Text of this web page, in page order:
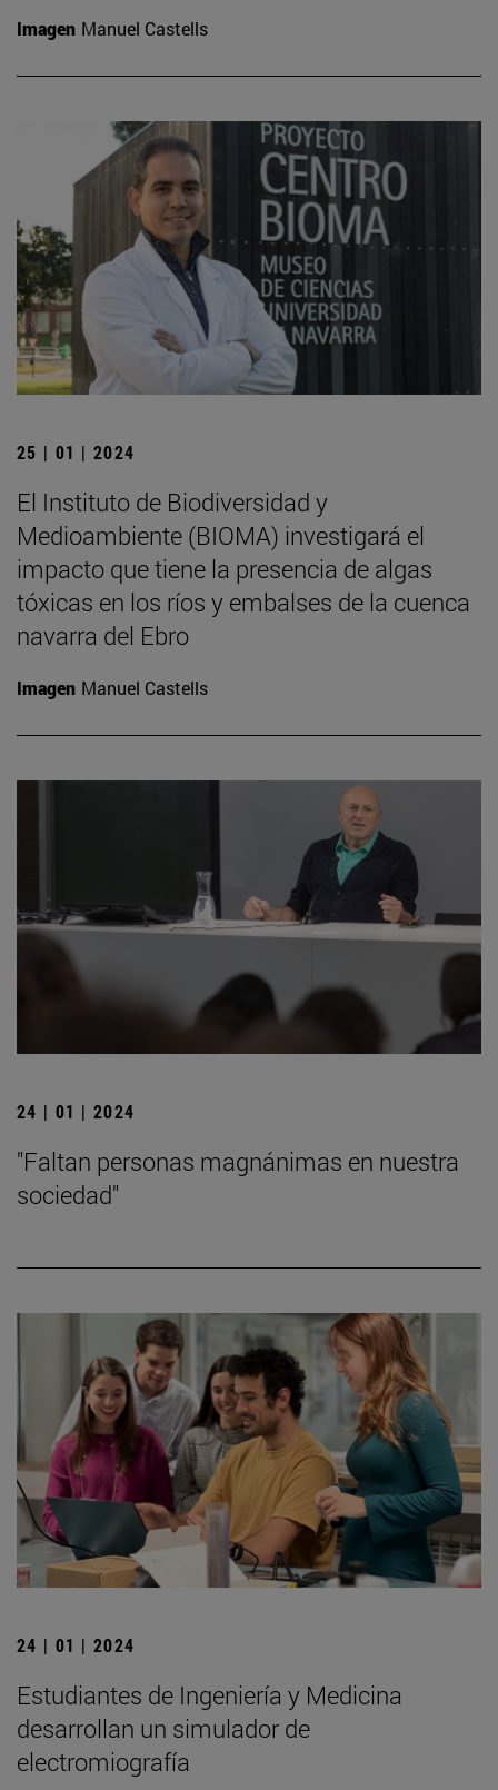
Imagen Manuel Castells
25 | 01 | 2024
El Instituto de Biodiversidad y
Medioambiente (BIOMA) investigará el
impacto que tiene la presencia de algas
tóxicas en los ríos y embalses de la cuenca
navarra del Ebro
Imagen Manuel Castells
24 | 01 | 2024
"Faltan personas magnánimas en nuestra
sociedad"
24 | 01 | 2024
Estudiantes de Ingeniería y Medicina
desarrollan un simulador de
electromiografía